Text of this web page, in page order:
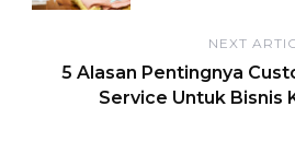
NEXT
5 Alasan Pentingnya
Service Untuk Bisnis